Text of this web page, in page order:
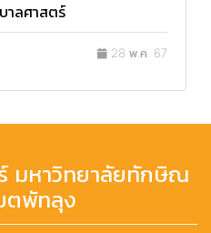
าลศาสตร์
28 พ.ค. 67
มหาวิทยาลัยทักษิณ
ตพัทลุง